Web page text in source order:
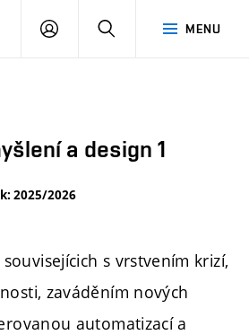
MENU
PŘIHLÁSIT
a design 1
2025/2026
s vrstvením krizí,
zaváděním nových
automatizací a